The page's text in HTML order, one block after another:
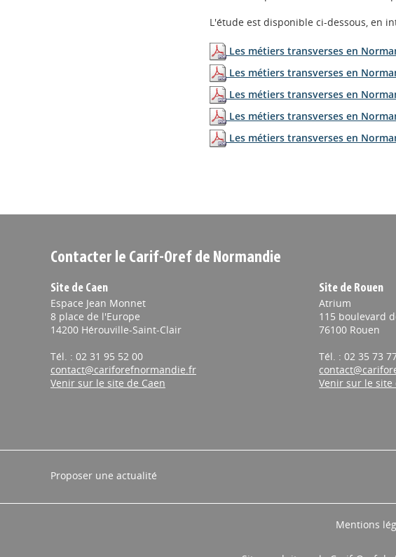
L'étude est disponible ci-dessous, en
Les métiers transverses en
Les métiers transverses en
Les métiers transverses en
Les métiers transverses en
Les métiers transverses en
Contacter le Carif-Oref de Normandie
Site de Caen
Espace Jean Monnet
8 place de l'Europe
14200 Hérouville-Saint-Clair
Tél. : 02 31 95 52 00
contact@cariforefnormandie.fr
Venir sur le site de Caen
Site de Rouen
Atrium
115 boulevard
76100 Rouen
Tél. : 02 35 73
Venir sur le site
Proposer une actualité
Mentions